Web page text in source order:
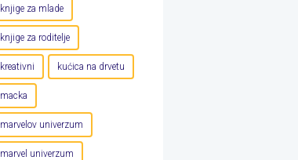
knjige za mlade
knjige za roditelje
kreativni kućica na drvetu
macka
marvelov univerzum
marvel univerzum